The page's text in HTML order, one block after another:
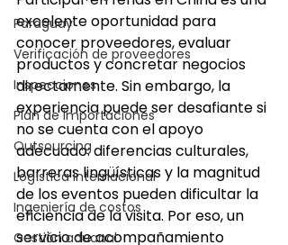
Paraguay
Verificación de proveedores
Inspecciones
Plan de importaciones
Outsourcing
Logística internacional
Ingeniería de costos
Gestión aduanal
excelente oportunidad para
conocer proveedores, evaluar
productos y concretar negocios
directamente. Sin embargo, la
experiencia puede ser desafiante si
no se cuenta con el apoyo
adecuado: diferencias culturales,
barreras lingüísticas y la magnitud
de los eventos pueden dificultar la
eficiencia de la visita. Por eso, un
servicio de acompañamiento